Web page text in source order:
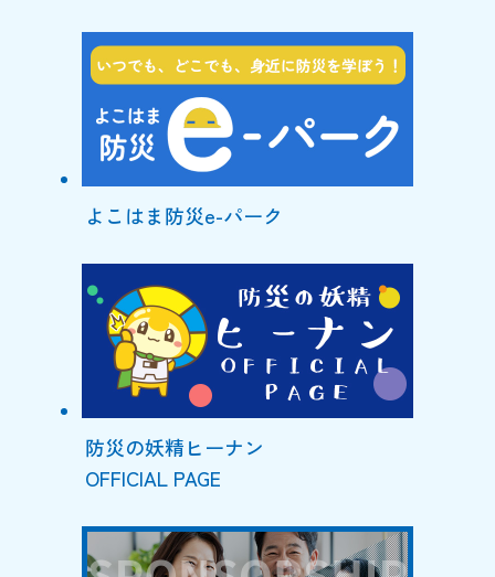
よこはま防災e-パーク
防災の妖精ヒーナン
OFFICIAL PAGE